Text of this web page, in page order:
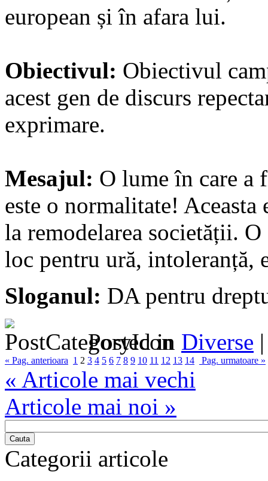
european și în afara lui.
Obiectivul: Obiectivul
acest gen de discurs
exprimare.
Mesajul: O lume în care
este o normalitate! Aceasta
la remodelarea societății.
loc pentru ură, intoleranță,
Sloganul: DA pentru
Posted in Diverse
« Pag. anterioara 1 2 3 4 5 6 7 8 9 10 11 12 13 14 Pag. urmatoare »
« Articole mai vechi
Articole mai noi »
Cauta
Categorii articole